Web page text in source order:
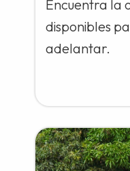
Encuentra la
disponibles
adelantar.